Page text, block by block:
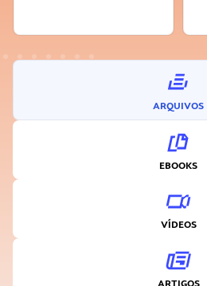
ARQUIVOS
EBOOKS
VÍDEOS